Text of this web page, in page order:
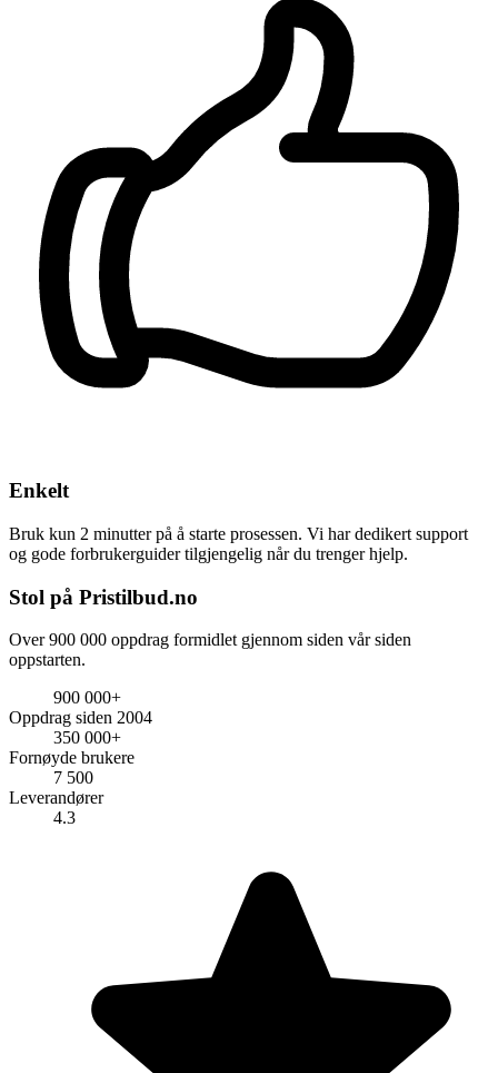
Enkelt
Bruk kun 2 minutter på å starte prosessen. Vi har dedikert support
og gode forbrukerguider tilgjengelig når du trenger hjelp.
Stol på Pristilbud.no
Over 900 000 oppdrag formidlet gjennom siden vår siden
oppstarten.
900 000+
Oppdrag siden 2004
350 000+
Fornøyde brukere
7 500
Leverandører
4.3